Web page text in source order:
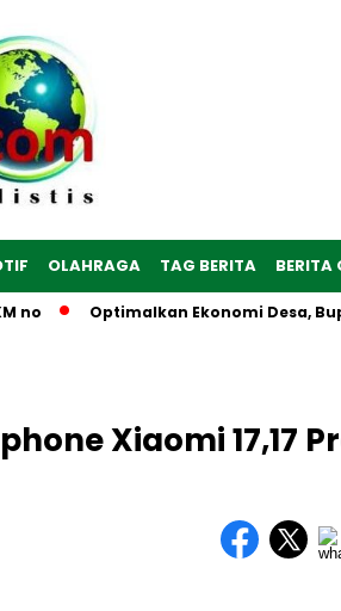
OLAHRAGA TAG BERITA BERITA
Optimalkan Ekonomi Desa,
Xiaomi 17,17